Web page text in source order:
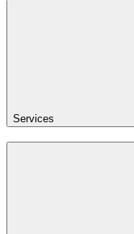
Services